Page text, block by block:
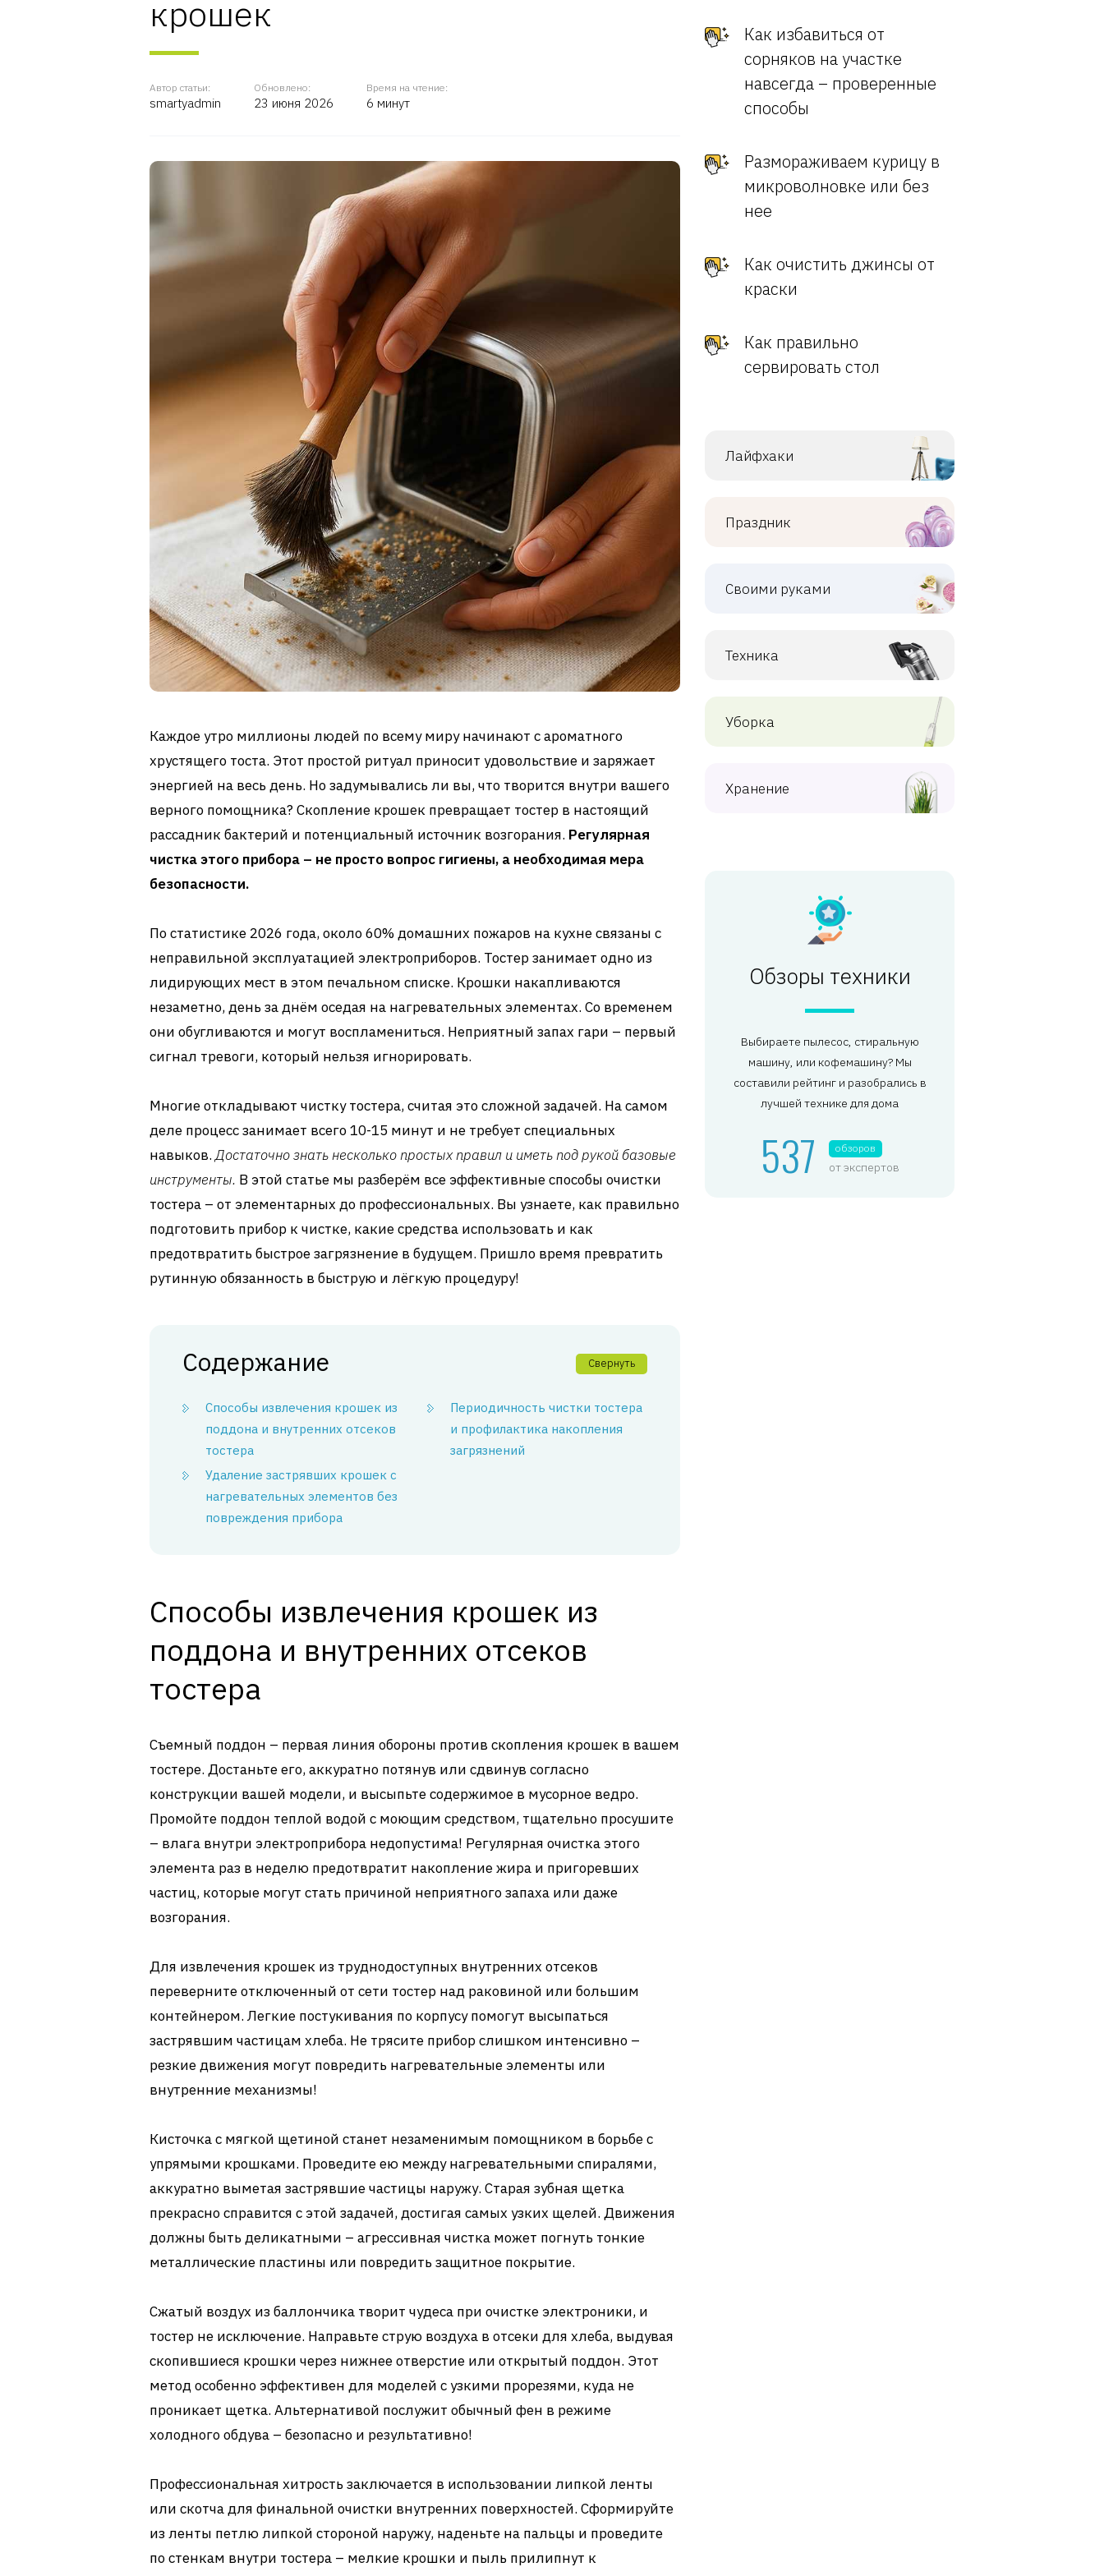
крошек
Автор статьи:
smartyadmin
Обновлено:
23 июня 2026
Время на чтение:
6 минут
Каждое утро миллионы людей по всему миру начинают с ароматного
хрустящего тоста. Этот простой ритуал приносит удовольствие и заряжает
энергией на весь день. Но задумывались ли вы, что творится внутри вашего
верного помощника? Скопление крошек превращает тостер в настоящий
рассадник бактерий и потенциальный источник возгорания. Регулярная
чистка этого прибора – не просто вопрос гигиены, а необходимая мера
безопасности.
По статистике 2026 года, около 60% домашних пожаров на кухне связаны с
неправильной эксплуатацией электроприборов. Тостер занимает одно из
лидирующих мест в этом печальном списке. Крошки накапливаются
незаметно, день за днём оседая на нагревательных элементах. Со временем
они обугливаются и могут воспламениться. Неприятный запах гари – первый
сигнал тревоги, который нельзя игнорировать.
Многие откладывают чистку тостера, считая это сложной задачей. На самом
деле процесс занимает всего 10-15 минут и не требует специальных
навыков.Достаточно знать несколько простых правил и иметь под рукой базовые
инструменты. В этой статье мы разберём все эффективные способы очистки
тостера – от элементарных до профессиональных. Вы узнаете, как правильно
подготовить прибор к чистке, какие средства использовать и как
предотвратить быстрое загрязнение в будущем. Пришло время превратить
рутинную обязанность в быструю и лёгкую процедуру!
Содержание Свернуть
Способы извлечения крошек из
поддона и внутренних отсеков
тостера
Удаление застрявших крошек с
нагревательных элементов без
повреждения прибора
Периодичность чистки тостера
и профилактика накопления
загрязнений
Способы извлечения крошек из
поддона и внутренних отсеков
тостера
Съемный поддон – первая линия обороны против скопления крошек в вашем
тостере. Достаньте его, аккуратно потянув или сдвинув согласно
конструкции вашей модели, и высыпьте содержимое в мусорное ведро.
Промойте поддон теплой водой с моющим средством, тщательно просушите
– влага внутри электроприбора недопустима! Регулярная очистка этого
элемента раз в неделю предотвратит накопление жира и пригоревших
частиц, которые могут стать причиной неприятного запаха или даже
возгорания.
Для извлечения крошек из труднодоступных внутренних отсеков
переверните отключенный от сети тостер над раковиной или большим
контейнером. Легкие постукивания по корпусу помогут высыпаться
застрявшим частицам хлеба. Не трясите прибор слишком интенсивно –
резкие движения могут повредить нагревательные элементы или
внутренние механизмы!
Кисточка с мягкой щетиной станет незаменимым помощником в борьбе с
упрямыми крошками. Проведите ею между нагревательными спиралями,
аккуратно выметая застрявшие частицы наружу. Старая зубная щетка
прекрасно справится с этой задачей, достигая самых узких щелей. Движения
должны быть деликатными – агрессивная чистка может погнуть тонкие
металлические пластины или повредить защитное покрытие.
Сжатый воздух из баллончика творит чудеса при очистке электроники, и
тостер не исключение. Направьте струю воздуха в отсеки для хлеба, выдувая
скопившиеся крошки через нижнее отверстие или открытый поддон. Этот
метод особенно эффективен для моделей с узкими прорезями, куда не
проникает щетка. Альтернативой послужит обычный фен в режиме
холодного обдува – безопасно и результативно!
Профессиональная хитрость заключается в использовании липкой ленты
или скотча для финальной очистки внутренних поверхностей. Сформируйте
из ленты петлю липкой стороной наружу, наденьте на пальцы и проведите
по стенкам внутри тостера – мелкие крошки и пыль прилипнут к
Как избавиться от
сорняков на участке
навсегда – проверенные
способы
Размораживаем курицу в
микроволновке или без
нее
Как очистить джинсы от
краски
Как правильно
сервировать стол
Лайфхаки
Праздник
Своими руками
Техника
Уборка
Хранение
Обзоры техники
Выбираете пылесос, стиральную
машину, или кофемашину? Мы
составили рейтинг и разобрались в
лучшей технике для дома
537 обзоров
от экспертов